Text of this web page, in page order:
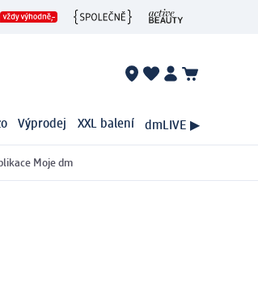
Výprodej XXL balení dmLIVE ▶
Moje dm